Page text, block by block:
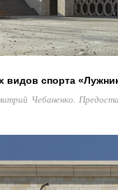
видов спорта
Чебаненко.